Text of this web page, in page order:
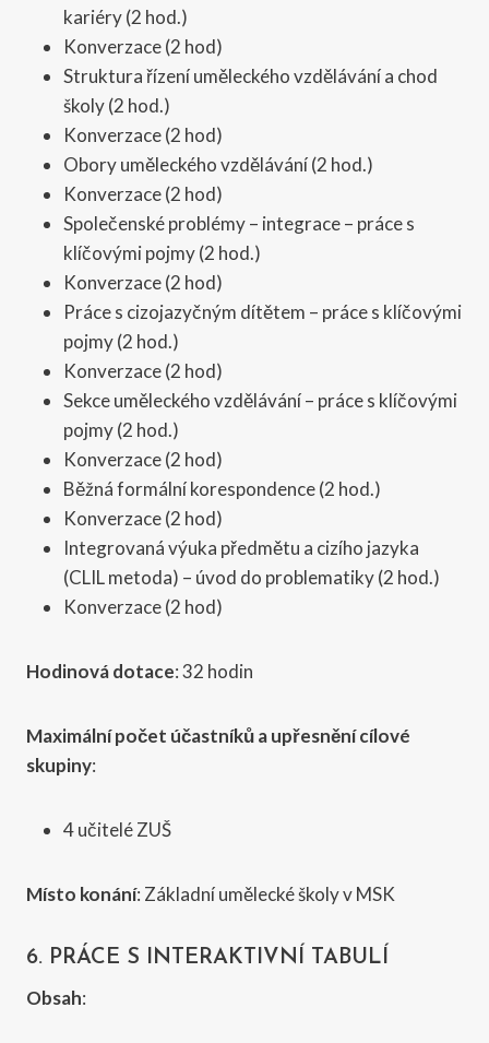
kariéry (2 hod.)
Konverzace (2 hod)
Struktura řízení uměleckého vzdělávání a chod
školy (2 hod.)
Konverzace (2 hod)
Obory uměleckého vzdělávání (2 hod.)
Konverzace (2 hod)
Společenské problémy – integrace – práce s
klíčovými pojmy (2 hod.)
Konverzace (2 hod)
Práce s cizojazyčným dítětem – práce s klíčovými
pojmy (2 hod.)
Konverzace (2 hod)
Sekce uměleckého vzdělávání – práce s klíčovými
pojmy (2 hod.)
Konverzace (2 hod)
Běžná formální korespondence (2 hod.)
Konverzace (2 hod)
Integrovaná výuka předmětu a cizího jazyka
(CLIL metoda) – úvod do problematiky (2 hod.)
Konverzace (2 hod)
Hodinová dotace: 32 hodin
Maximální počet účastníků a upřesnění cílové
skupiny:
4 učitelé ZUŠ
Místo konání: Základní umělecké školy v MSK
6. PRÁCE S INTERAKTIVNÍ TABULÍ
Obsah: